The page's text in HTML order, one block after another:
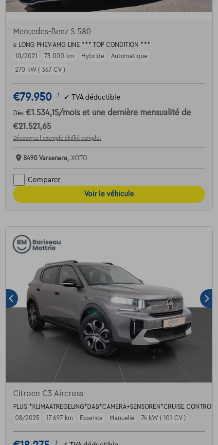
Mercedes-Benz S 580
e LONG PHEV AMG LINE *** TOP CONDITION ***
10/2021
73.000 km Hybride
Automatique
270 kW ( 367 CV )
€79.950 1 ✓ TVA déductible
Dès €1.534,15/mois et une dernière mensualité de
€21.521,65
Découvrez l’exemple chiffré complet
8490 Varsenare, XOTO
Comparer
Voir le véhicule
Citroen C3 Aircross
PLUS *KLIMAATREGELING*DAB*CAMERA+SENSOREN*CRUISE CONTROL*
08/2025
17.697 km Essence Manuelle 74 kW ( 101 CV )
1